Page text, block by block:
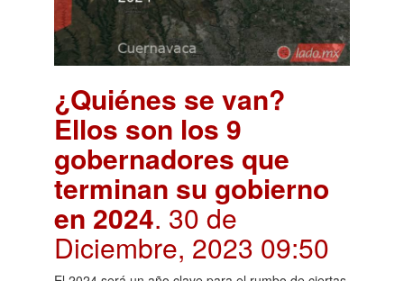
¿Quiénes se van?
Ellos son los 9
gobernadores que
terminan su gobierno
en 2024. 30 de
Diciembre, 2023 09:50